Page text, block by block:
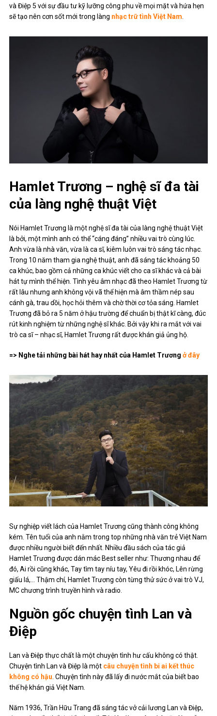
và Điệp 5 với sự đầu tư kỹ lưỡng công phu về mọi mặt và hứa hẹn
sẽ tạo nên cơn sốt mới trong làng nhạc trữ tình Việt Nam.
Hamlet Trương – nghệ sĩ đa tài
của làng nghệ thuật Việt
Nói Hamlet Trương là một nghệ sĩ đa tài của làng nghệ thuật Việt
là bởi, một mình anh có thể “cáng đáng” nhiều vai trò cùng lúc.
Anh vừa là nhà văn, vừa là ca sĩ, kiêm luôn vai trò sáng tác nhạc.
Trong 10 năm tham gia nghệ thuật, anh đã sáng tác khoảng 50
ca khúc, bao gồm cả những ca khúc viết cho ca sĩ khác và cả bài
hát tự mình thể hiện. Tình yêu âm nhạc đã theo Hamlet Trương từ
rất lâu nhưng anh không vội vã thể hiện mà âm thầm nép sau
cánh gà, trau dồi, học hỏi thêm và chờ thời cơ tỏa sáng. Hamlet
Trương đã bỏ ra 5 năm ở hậu trường để chuẩn bị thật kĩ càng, đúc
rút kinh nghiệm từ những nghệ sĩ khác. Bởi vậy khi ra mắt với vai
trò ca sĩ – nhạc sĩ, Hamlet Trương rất được khán giả ủng hộ.
=> Nghe tải những bài hát hay nhất của Hamlet Trươngở đây
Sự nghiệp viết lách của Hamlet Trương cũng thành công không
kém. Tên tuổi của anh nằm trong top những nhà văn trẻ Việt Nam
được nhiều người biết đến nhất. Nhiều đầu sách của tác giả
Hamlet Trương được dán mác Best seller như: Thương nhau để
đó, Ai rồi cũng khác, Tay tìm tay níu tay, Yêu đi rồi khóc, Lên rừng
giấu lá,… Thậm chí, Hamlet Trương còn từng thử sức ở vai trò VJ,
MC chương trình truyền hình và radio.
Nguồn gốc chuyện tình Lan và
Điệp
Lan và Điệp thực chất là một chuyện tình hư cấu không có thật.
Chuyện tình Lan và Điệp là một câu chuyện tình bi ai kết thúc
không có hậu . Chuyện tình này đã lấy đi nước mắt của biết bao
thế hệ khán giả Việt Nam.
Năm 1936, Trần Hữu Trang đã sáng tác vở cải lương Lan và Điệp,